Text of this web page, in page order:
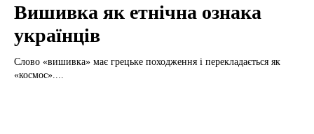
Вишивка як етнічна ознака
українців
Слово «вишивка» має грецьке походження і перекладається як
«космос»....